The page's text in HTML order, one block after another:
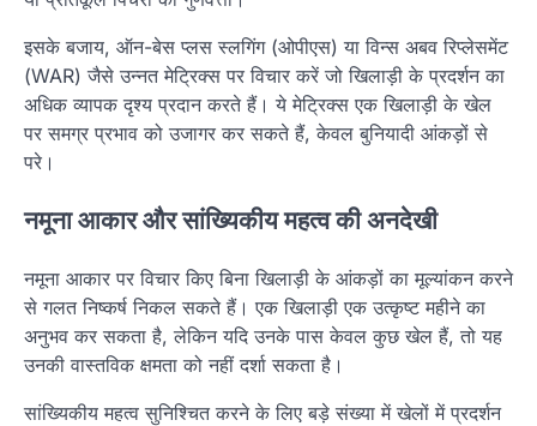
इसके बजाय, ऑन-बेस प्लस स्लगिंग (ओपीएस) या विन्स अबव रिप्लेसमेंट
(WAR) जैसे उन्नत मेट्रिक्स पर विचार करें जो खिलाड़ी के प्रदर्शन का
अधिक व्यापक दृश्य प्रदान करते हैं। ये मेट्रिक्स एक खिलाड़ी के खेल
पर समग्र प्रभाव को उजागर कर सकते हैं, केवल बुनियादी आंकड़ों से
परे।
नमूना आकार और सांख्यिकीय महत्व की अनदेखी
नमूना आकार पर विचार किए बिना खिलाड़ी के आंकड़ों का मूल्यांकन करने
से गलत निष्कर्ष निकल सकते हैं। एक खिलाड़ी एक उत्कृष्ट महीने का
अनुभव कर सकता है, लेकिन यदि उनके पास केवल कुछ खेल हैं, तो यह
उनकी वास्तविक क्षमता को नहीं दर्शा सकता है।
सांख्यिकीय महत्व सुनिश्चित करने के लिए बड़े संख्या में खेलों में प्रदर्शन